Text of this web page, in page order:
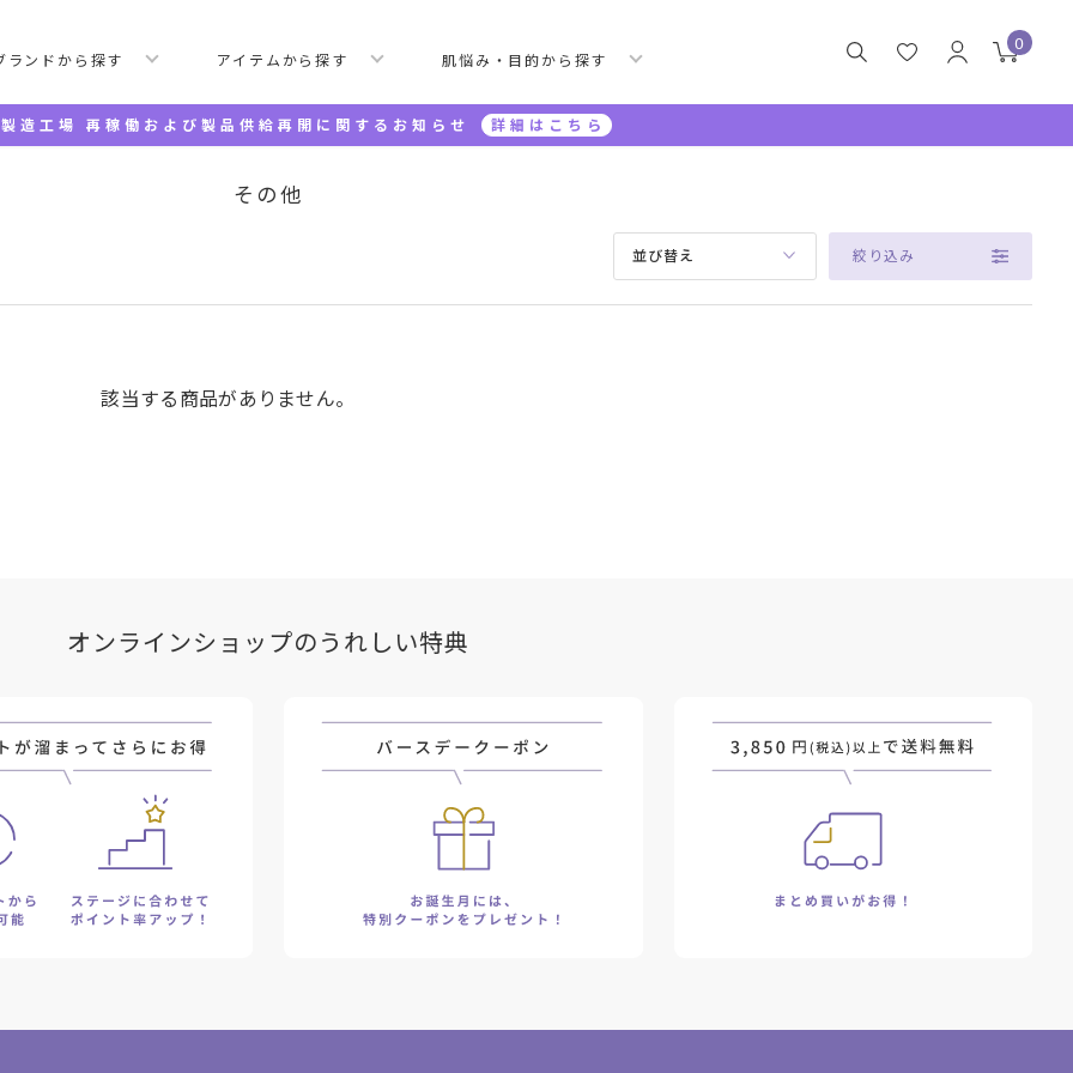
ランドから探す アイテムから探す 肌悩み・目的から探す
0
製造工場 再稼働および製品供給再開に関するお知らせ 詳細はこちら
その他
並び替え 絞り込み
該当する商品がありません。
オンラインショップのうれしい特典